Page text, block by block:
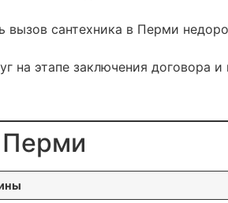
сантехника в Перми
на этапе заключения договора
Перми